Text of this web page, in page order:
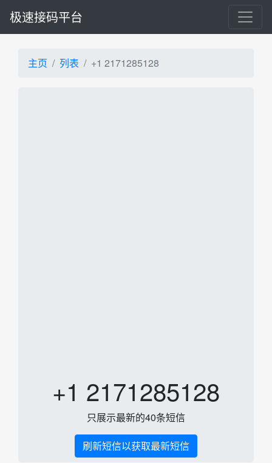
极速接码平台
主页 列表 +1 2171285128
+1 2171285128
只展示最新的40条短信
刷新短信以获取最新短信